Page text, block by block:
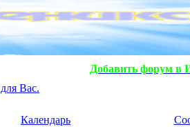
Добавить форум
Вас.
Календарь